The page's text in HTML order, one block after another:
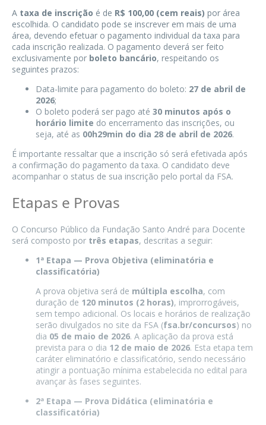
A taxa de inscrição é de R$ 100,00 (cem reais) por área
escolhida. O candidato pode se inscrever em mais de uma
área, devendo efetuar o pagamento individual da taxa para
cada inscrição realizada. O pagamento deverá ser feito
exclusivamente por boleto bancário, respeitando os
seguintes prazos:
Data-limite para pagamento do boleto: 27 de abril de
2026;
O boleto poderá ser pago até 30 minutos após o
horário limite do encerramento das inscrições, ou
seja, até as 00h29min do dia 28 de abril de 2026.
É importante ressaltar que a inscrição só será efetivada após
a confirmação do pagamento da taxa. O candidato deve
acompanhar o status de sua inscrição pelo portal da FSA.
Etapas e Provas
O Concurso Público da Fundação Santo André para Docente
será composto por três etapas, descritas a seguir:
1ª Etapa — Prova Objetiva (eliminatória e
classificatória)
A prova objetiva será de múltipla escolha, com
duração de 120 minutos (2 horas), improrrogáveis,
sem tempo adicional. Os locais e horários de realização
serão divulgados no site da FSA (fsa.br/concursos) no
dia 05 de maio de 2026. A aplicação da prova está
prevista para o dia 12 de maio de 2026. Esta etapa tem
caráter eliminatório e classificatório, sendo necessário
atingir a pontuação mínima estabelecida no edital para
avançar às fases seguintes.
2ª Etapa — Prova Didática (eliminatória e
classificatória)